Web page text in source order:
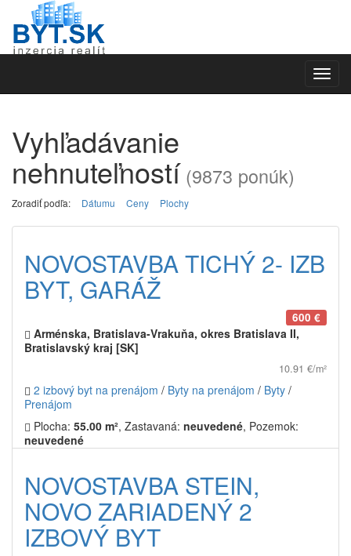
Vyhľadávanie
nehnuteľností (9873 ponúk)
Zoradiť podľa: Dátumu Ceny Plochy
NOVOSTAVBA TICHÝ 2- IZB
BYT, GARÁŽ
600 €
Arménska, Bratislava-Vrakuňa, okres Bratislava II,
Bratislavský kraj [SK]
10.91 €/m²
2 izbový byt na prenájom / Byty na prenájom / Byty /
Prenájom
Plocha: 55.00 m², Zastavaná: neuvedené, Pozemok:
neuvedené
NOVOSTAVBA STEIN,
NOVO ZARIADENÝ 2
IZBOVÝ BYT